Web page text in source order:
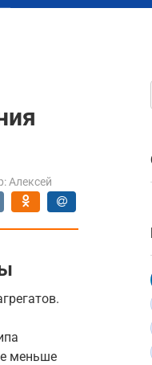
Алексей
меньше